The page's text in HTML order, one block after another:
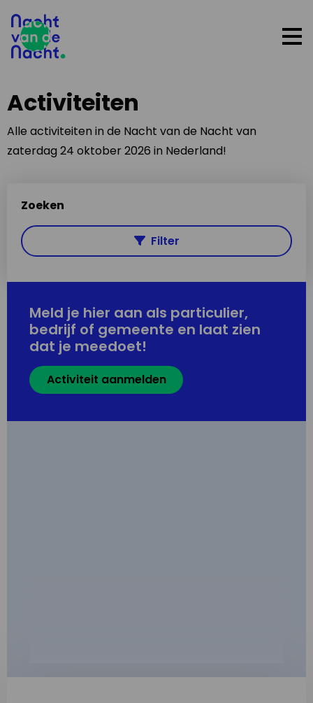
Activiteiten
Alle activiteiten in de Nacht van de Nacht van
zaterdag 24 oktober 2026 in Nederland!
Zoeken
Filter
Meld je hier aan als particulier,
bedrijf of gemeente en laat zien
dat je meedoet!
Activiteit aanmelden